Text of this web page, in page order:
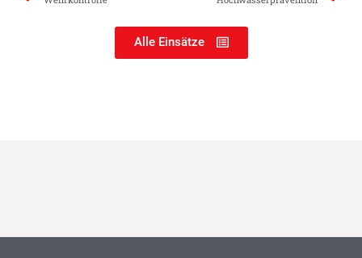
Alle Einsätze